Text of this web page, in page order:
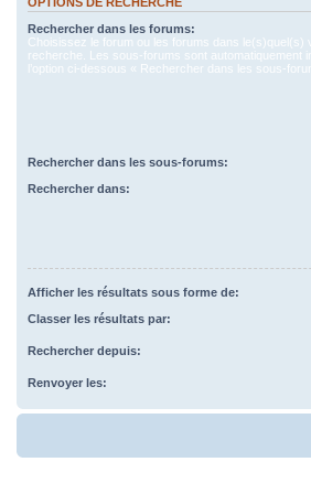
Rechercher dans les forums:
Choisissez le forum ou les forums dans le(s)quel(s)
recherche. Les sous-forums sont automatiquement
l’option ci-dessous « Rechercher dans les sous-
Rechercher dans les sous-forums:
Rechercher dans:
Afficher les résultats sous forme de:
Classer les résultats par:
Rechercher depuis:
Renvoyer les: